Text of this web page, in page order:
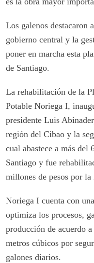
Los galenos destacaron
gobierno central y la
poner en marcha esta
de Santiago.
La rehabilitación de la
Potable Noriega I,
presidente Luis
región del Cibao y la
cual abastece a más
Santiago y fue
millones de pesos por
Noriega I cuenta con
optimiza los procesos,
producción de acuerdo
metros cúbicos por
galones diarios.